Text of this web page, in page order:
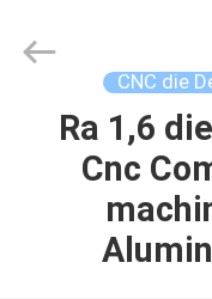
HUIS
PRODUCTEN
Technology
CNC die
Ra 1,6
Cnc